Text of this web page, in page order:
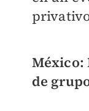
México:
de